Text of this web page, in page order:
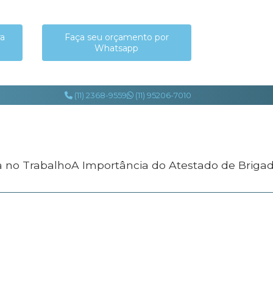
Faça seu orçamento por
Whatsapp
(11) 2368-9559 (11) 95206-7010
no Trabalho
A Importância do Atestado de